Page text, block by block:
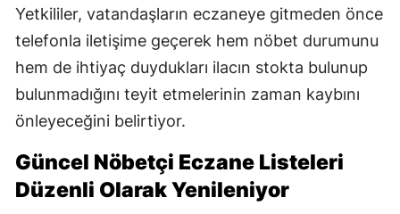
Yetkililer, vatandaşların eczaneye gitmeden önce
telefonla iletişime geçerek hem nöbet durumunu
hem de ihtiyaç duydukları ilacın stokta bulunup
bulunmadığını teyit etmelerinin zaman kaybını
önleyeceğini belirtiyor.
Güncel Nöbetçi Eczane Listeleri
Düzenli Olarak Yenileniyor